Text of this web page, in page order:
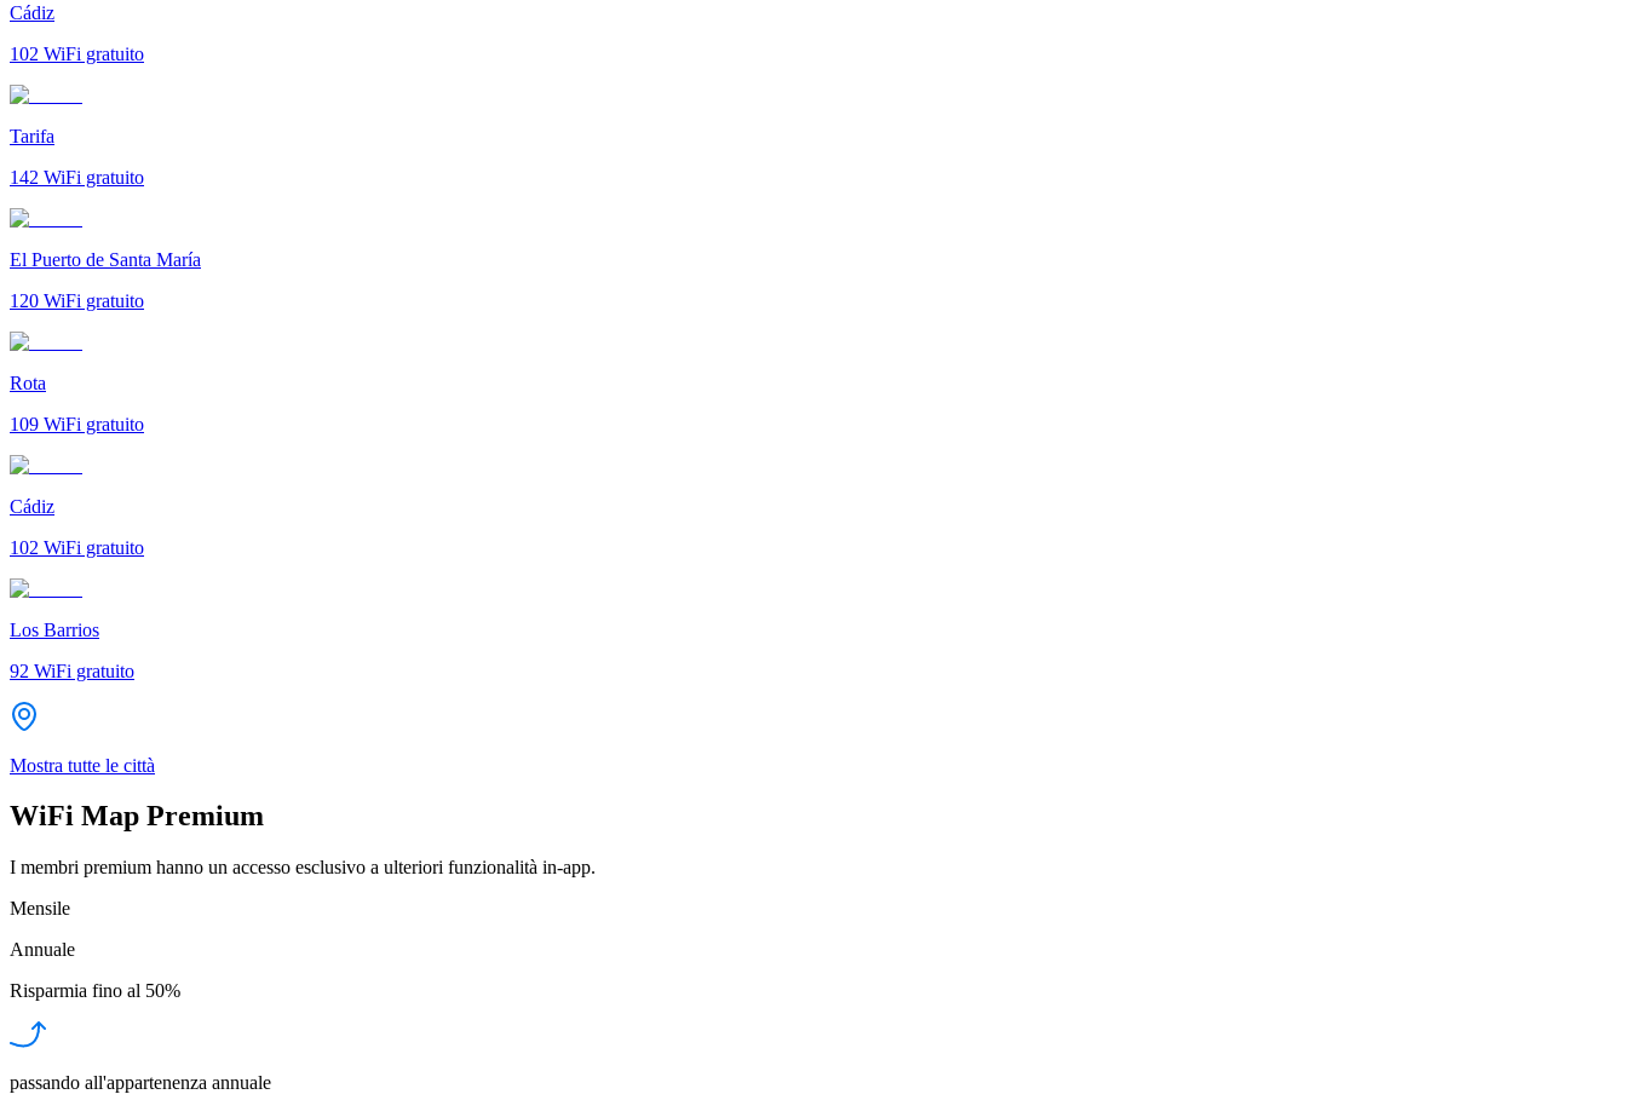
Cádiz
102 WiFi gratuito
Tarifa
142 WiFi gratuito
El Puerto de Santa María
120 WiFi gratuito
Rota
109 WiFi gratuito
Cádiz
102 WiFi gratuito
Los Barrios
92 WiFi gratuito
Mostra tutte le città
WiFi Map Premium
I membri premium hanno un accesso esclusivo a ulteriori funzionalità in-app.
Mensile
Annuale
Risparmia fino al 50%
passando all'appartenenza annuale